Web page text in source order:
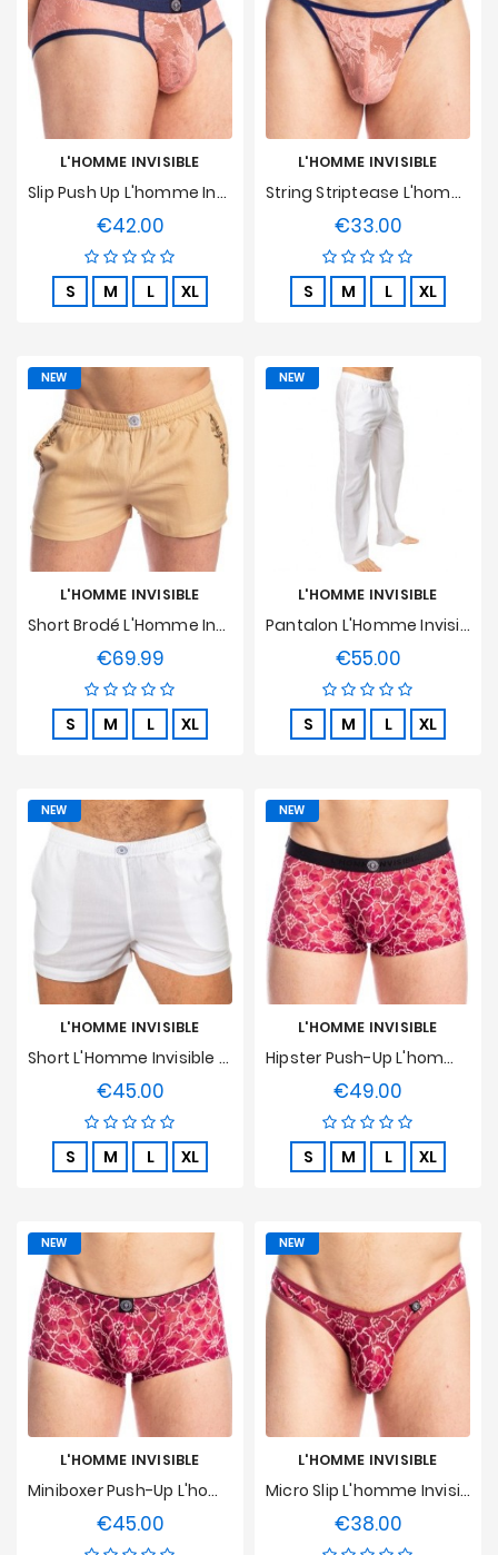
L'HOMME INVISIBLE
Slip Push Up L'homme Invisible - Erevan
€42.00Price
S M L XL
L'HOMME INVISIBLE
String Striptease L'homme Invisible - Erevan
€33.00Price
S M L XL
L'HOMME INVISIBLE
Short Brodé L'Homme Invisible - Bloom
€69.99Price
S M L XL
NEW
L'HOMME INVISIBLE
Pantalon L'Homme Invisible - Epure Blanc
€55.00Price
S M L XL
NEW
L'HOMME INVISIBLE
Short L'Homme Invisible - Epure Blanc
€45.00Price
S M L XL
NEW
L'HOMME INVISIBLE
Hipster Push-Up L'homme Invisible - Castelluccio
€49.00
S M L XL
NEW
L'HOMME INVISIBLE
Miniboxer Push-Up L'homme Invisible - Castelluccio
€45.00Price
NEW
L'HOMME INVISIBLE
Micro Slip L'homme Invisible - Castelluccio
€38.00Price
NEW